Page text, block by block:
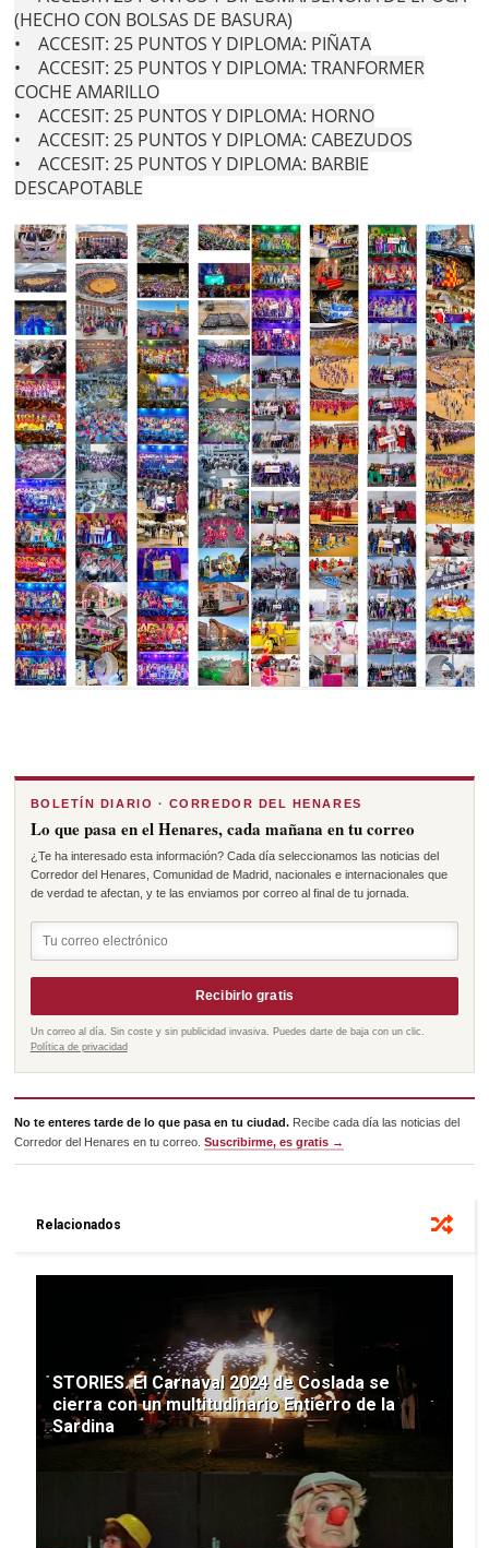
(HECHO CON BOLSAS DE BASURA)
• ACCESIT: 25 PUNTOS Y DIPLOMA: PIÑATA
• ACCESIT: 25 PUNTOS Y DIPLOMA: TRANFORMER
COCHE AMARILLO
• ACCESIT: 25 PUNTOS Y DIPLOMA: HORNO
• ACCESIT: 25 PUNTOS Y DIPLOMA: CABEZUDOS
• ACCESIT: 25 PUNTOS Y DIPLOMA: BARBIE
DESCAPOTABLE
BOLETÍN DIARIO · CORREDOR DEL HENARES
Lo que pasa en el Henares, cada mañana en tu correo
¿Te ha interesado esta información? Cada día seleccionamos las noticias del
Corredor del Henares, Comunidad de Madrid, nacionales e internacionales que
de verdad te afectan, y te las enviamos por correo al final de tu jornada.
Recibirlo gratis
Un correo al día. Sin coste y sin publicidad invasiva. Puedes darte de baja con un clic.
Política de privacidad
No te enteres tarde de lo que pasa en tu ciudad. Recibe cada día las noticias del
Corredor del Henares en tu correo.Suscribirme, es gratis →
Relacionados
STORIES. El Carnaval 2024 de Coslada se
cierra con un multitudinario Entierro de la
Sardina